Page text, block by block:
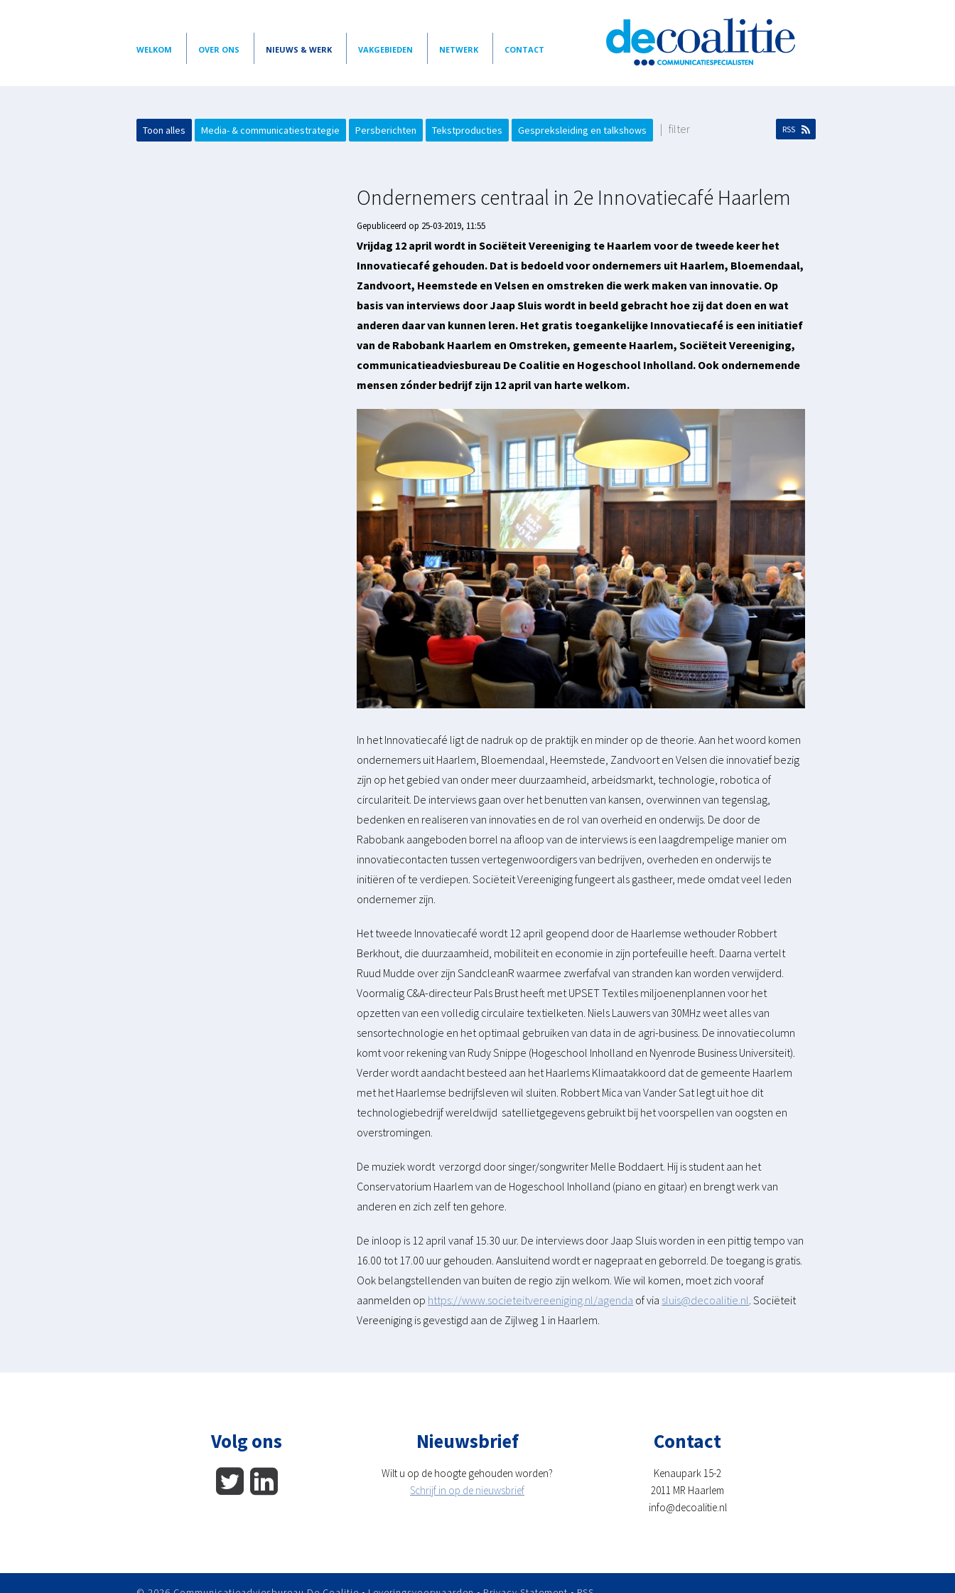
WELKOM OVER ONS NIEUWS & WERK VAKGEBIEDEN NETWERK CONTACT
Toon alles Media- & communicatiestrategie Persberichten Tekstproducties Gespreksleiding en talkshows | filter RSS
Ondernemers centraal in 2e Innovatiecafé Haarlem
Gepubliceerd op 25-03-2019, 11:55
Vrijdag 12 april wordt in Sociëteit Vereeniging te Haarlem voor de tweede keer het
Innovatiecafé gehouden. Dat is bedoeld voor ondernemers uit Haarlem, Bloemendaal,
Zandvoort, Heemstede en Velsen en omstreken die werk maken van innovatie. Op
basis van interviews door Jaap Sluis wordt in beeld gebracht hoe zij dat doen en wat
anderen daar van kunnen leren. Het gratis toegankelijke Innovatiecafé is een initiatief
van de Rabobank Haarlem en Omstreken, gemeente Haarlem, Sociëteit Vereeniging,
communicatieadviesbureau De Coalitie en Hogeschool Inholland. Ook ondernemende
mensen zónder bedrijf zijn 12 april van harte welkom.
In het Innovatiecafé ligt de nadruk op de praktijk en minder op de theorie. Aan het woord komen
ondernemers uit Haarlem, Bloemendaal, Heemstede, Zandvoort en Velsen die innovatief bezig
zijn op het gebied van onder meer duurzaamheid, arbeidsmarkt, technologie, robotica of
circulariteit. De interviews gaan over het benutten van kansen, overwinnen van tegenslag,
bedenken en realiseren van innovaties en de rol van overheid en onderwijs. De door de
Rabobank aangeboden borrel na afloop van de interviews is een laagdrempelige manier om
innovatiecontacten tussen vertegenwoordigers van bedrijven, overheden en onderwijs te
initiëren of te verdiepen. Sociëteit Vereeniging fungeert als gastheer, mede omdat veel leden
ondernemer zijn.
Het tweede Innovatiecafé wordt 12 april geopend door de Haarlemse wethouder Robbert
Berkhout, die duurzaamheid, mobiliteit en economie in zijn portefeuille heeft. Daarna vertelt
Ruud Mudde over zijn SandcleanR waarmee zwerfafval van stranden kan worden verwijderd.
Voormalig C&A-directeur Pals Brust heeft met UPSET Textiles miljoenenplannen voor het
opzetten van een volledig circulaire textielketen. Niels Lauwers van 30MHz weet alles van
sensortechnologie en het optimaal gebruiken van data in de agri-business. De innovatiecolumn
komt voor rekening van Rudy Snippe (Hogeschool Inholland en Nyenrode Business Universiteit).
Verder wordt aandacht besteed aan het Haarlems Klimaatakkoord dat de gemeente Haarlem
met het Haarlemse bedrijfsleven wil sluiten. Robbert Mica van Vander Sat legt uit hoe dit
technologiebedrijf wereldwijd satellietgegevens gebruikt bij het voorspellen van oogsten en
overstromingen.
De muziek wordt verzorgd door singer/songwriter Melle Boddaert. Hij is student aan het
Conservatorium Haarlem van de Hogeschool Inholland (piano en gitaar) en brengt werk van
anderen en zich zelf ten gehore.
De inloop is 12 april vanaf 15.30 uur. De interviews door Jaap Sluis worden in een pittig tempo van
16.00 tot 17.00 uur gehouden. Aansluitend wordt er nagepraat en geborreld. De toegang is gratis.
Ook belangstellenden van buiten de regio zijn welkom. Wie wil komen, moet zich vooraf
aanmelden op https://www.societeitvereeniging.nl/agenda of via sluis@decoalitie.nl . Sociëteit
Vereeniging is gevestigd aan de Zijlweg 1 in Haarlem.
Volg ons Nieuwsbrief
Wilt u op de hoogte gehouden worden?
Schrijf in op de nieuwsbrief
Contact
Kenaupark 15-2
2011 MR Haarlem
info@decoalitie.nl